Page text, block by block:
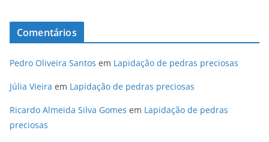
Comentários
Pedro Oliveira Santos em Lapidação de pedras preciosas
Júlia Vieira em Lapidação de pedras preciosas
Ricardo Almeida Silva Gomes em Lapidação de pedras
preciosas